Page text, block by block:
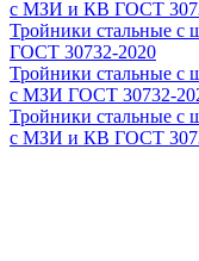
с МЗИ и КВ ГОСТ
Тройники стальные
ГОСТ 30732-2020
Тройники стальные
с МЗИ ГОСТ 30732-
Тройники стальные
с МЗИ и КВ ГОСТ